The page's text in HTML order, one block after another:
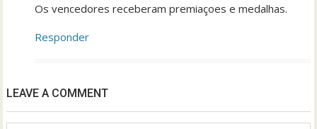
Os vencedores receberam premiaçoes e medalhas.
Responder
LEAVE A COMMENT